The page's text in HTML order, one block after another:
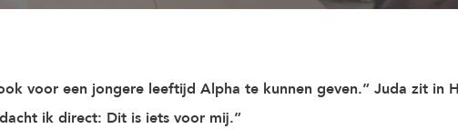
voor een jongere leeftijd Alpha te kunnen geven.” Juda zit in
ik direct: Dit is iets voor mij.”